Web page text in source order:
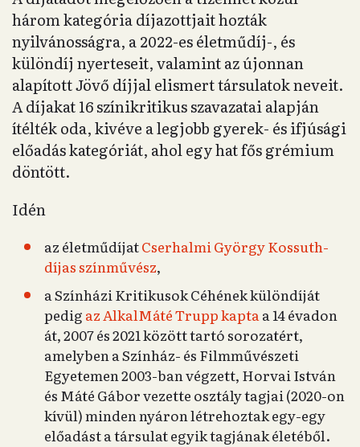
három kategória díjazottjait hozták
nyilvánosságra, a 2022-es életműdíj-, és
különdíj nyerteseit, valamint az újonnan
alapított Jövő díjjal elismert társulatok neveit.
A díjakat 16 színikritikus szavazatai alapján
ítélték oda, kivéve a legjobb gyerek- és ifjúsági
előadás kategóriát, ahol egy hat fős grémium
döntött.
Idén
az életműdíjatCserhalmi György Kossuth-
díjas színművész,
a Színházi Kritikusok Céhének különdíját
pedig az AlkalMáté Trupp kaptaa 14 évadon
át, 2007 és 2021 között tartó sorozatért,
amelyben a Színház- és Filmművészeti
Egyetemen 2003-ban végzett, Horvai István
és Máté Gábor vezette osztály tagjai (2020-on
kívül) minden nyáron létrehoztak egy-egy
előadást a társulat egyik tagjának életéből.